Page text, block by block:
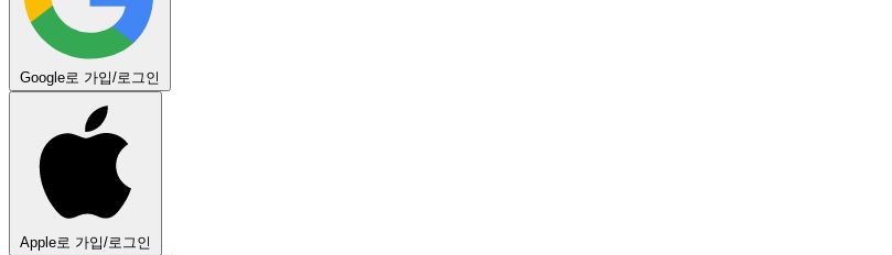
Google로 가입/로그인
Apple로 가입/로그인